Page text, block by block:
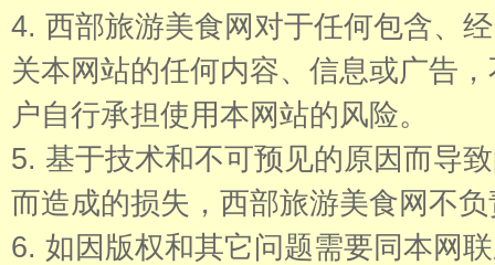
4. 西部旅游美食网对于任何包含、
关本网站的任何内容、信息或广告
户自行承担使用本网站的风险。
5. 基于技术和不可预见的原因而导
而造成的损失，西部旅游美食网不
6. 如因版权和其它问题需要同本网